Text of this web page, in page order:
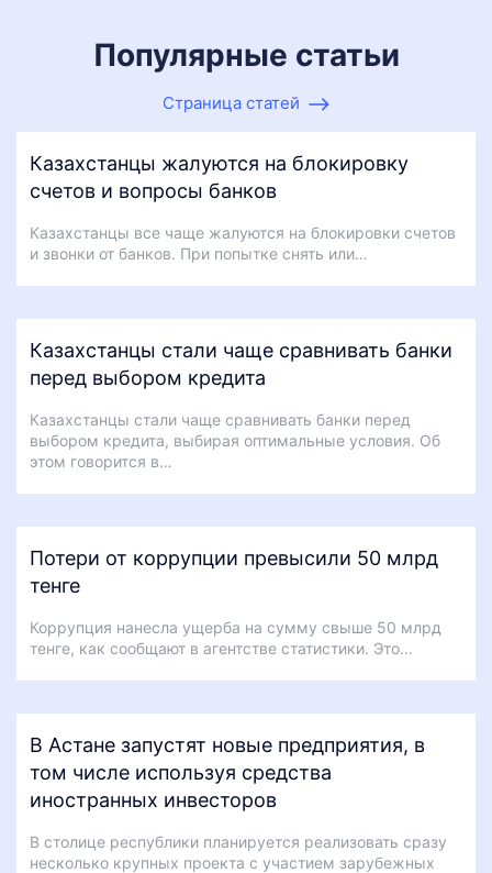
Популярные статьи
Страница статей
Казахстанцы жалуются на блокировку
счетов и вопросы банков
Казахстанцы все чаще жалуются на блокировки счетов
и звонки от банков. При попытке снять или…
Казахстанцы стали чаще сравнивать банки
перед выбором кредита
Казахстанцы стали чаще сравнивать банки перед
выбором кредита, выбирая оптимальные условия. Об
этом говорится в…
Потери от коррупции превысили 50 млрд
тенге
Коррупция нанесла ущерба на сумму свыше 50 млрд
тенге, как сообщают в агентстве статистики. Это…
В Астане запустят новые предприятия, в
том числе используя средства
иностранных инвесторов
В столице республики планируется реализовать сразу
несколько крупных проекта с участием зарубежных